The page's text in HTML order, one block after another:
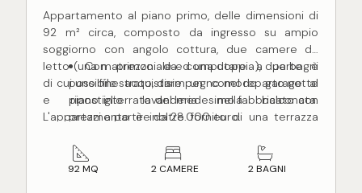
Appartamento al piano primo, delle dimensioni di
92 m² circa, composto da ingresso su ampio
soggiorno con angolo cottura, due camere da
letto (una matrimoniale ed una doppia), due bagni
di cui uno finestrato, disimpegno nel reparto notte
e ripostiglio lavanderia nella balconata.
L'appartamento è inoltre fornito di una terrazza
stagione per poterci soggiornare.
L'appartamento, in corso di costruzione, sarà
Con prezzo da computare a parte è
possibile acquistare un comodo garage al
piano interrato del medesimo fabbricato con
prezzi a partire da 28.000 euro.
dell'acquirente.
92 MQ 2 CAMERE 2 BAGNI